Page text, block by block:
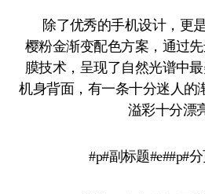
除了优秀的手机设计，更是
樱粉金渐变配色方案，通过
膜技术，呈现了自然光谱中最
机身背面，有一条十分迷人的
溢彩十分漂
#p#副标题#e##p#